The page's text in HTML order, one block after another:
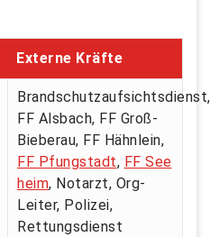
Externe Kräfte
Brandschutzaufsichtsdienst,
FF Alsbach, FF Groß-
Bieberau, FF Hähnlein,
FF Pfungstadt, FF See
heim, Notarzt, Org-
Leiter, Polizei,
Rettungsdienst